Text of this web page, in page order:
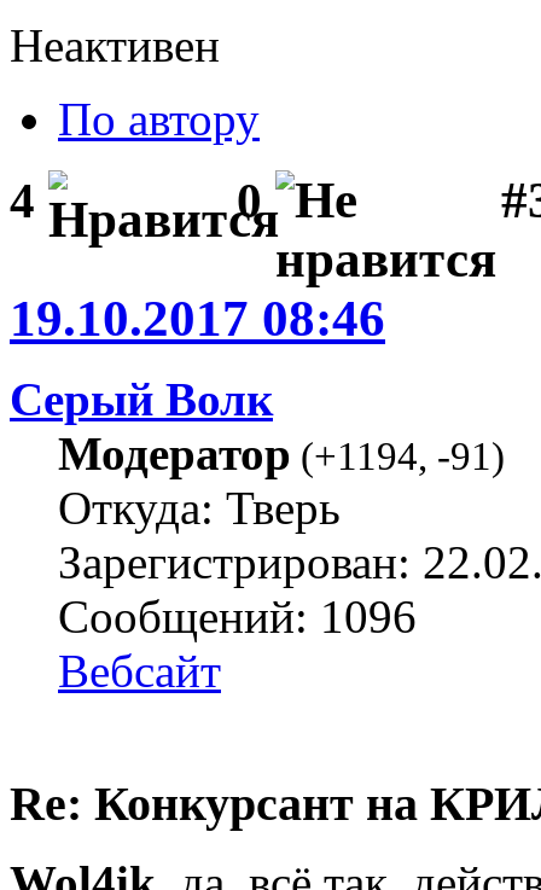
Неактивен
По автору
4 0
19.10.2017 08:46
Серый Волк
Модератор (+1194, -91)
Откуда: Тверь
Зарегистрирован:
Сообщений: 1096
Вебсайт
Re: Конкурсант на